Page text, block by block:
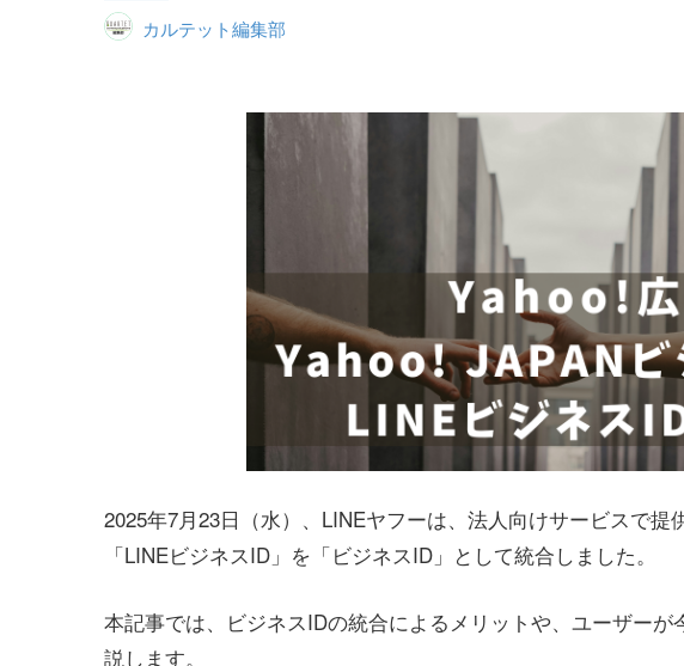
カルテット編集部
2025年7月23日（水）、LINEヤフーは、法人向けサービスで提
「LINEビジネスID」を「ビジネスID」として統合しました。
本記事では、ビジネスIDの統合によるメリットや、ユーザー
説します。